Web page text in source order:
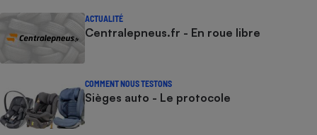
ACTUALITÉ
Centralepneus.fr - En roue libre
COMMENT NOUS TESTONS
Sièges auto - Le protocole